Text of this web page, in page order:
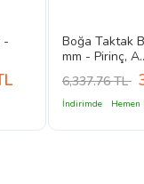
-
Boğa Taktak
mm - Pirinç,
6,337.76 TL
İndirimde Hemen